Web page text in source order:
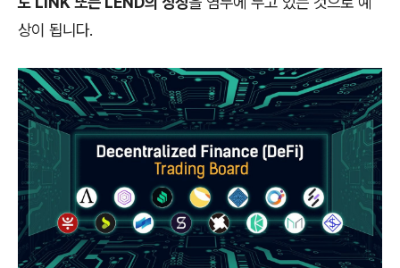
상이 됩니다.